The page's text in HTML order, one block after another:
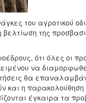
του αγροτικού
της
ότι όλες οι
να
θα
και η παρακολούθηση
έγκαιρα τα